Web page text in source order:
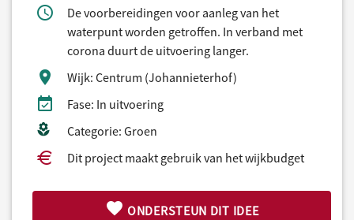
De voorbereidingen voor aanleg van het
waterpunt worden getroffen. In verband met
corona duurt de uitvoering langer.
Wijk: Centrum (Johannieterhof)
Fase: In uitvoering
Categorie: Groen
Dit project maakt gebruik van het wijkbudget
ONDERSTEUN DIT IDEE